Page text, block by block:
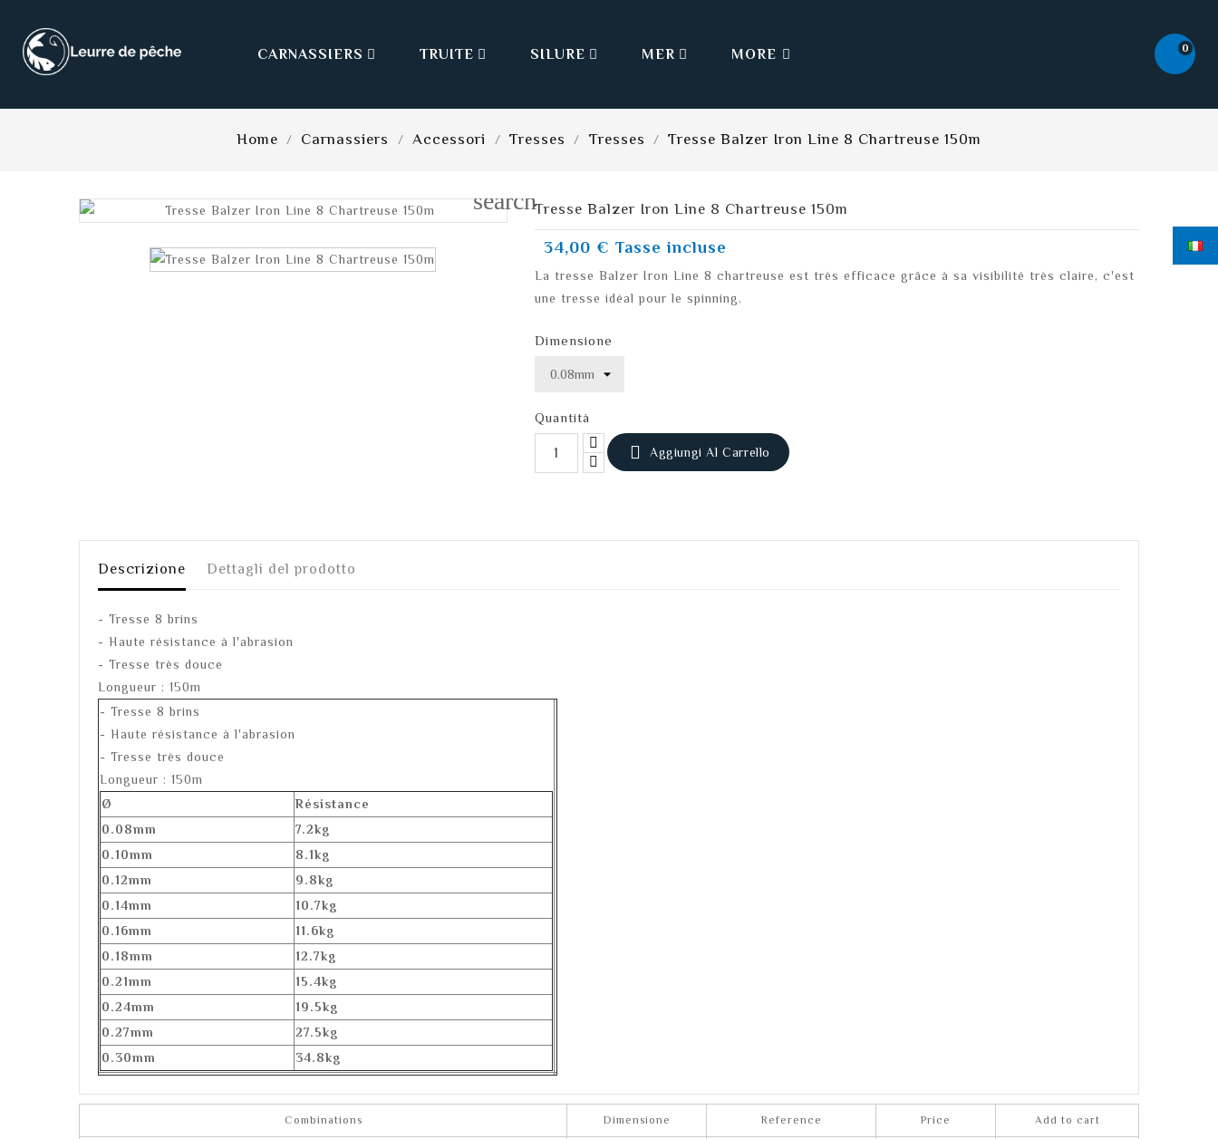

CARNASSIERS 
TRUITE 
SILURE 
MER MORE 0
Home Carnassiers Accessori Tresses Tresses Tresse Balzer Iron Line 8 Chartreuse 150m
searchTresse Balzer Iron Line 8 Chartreuse 150m
34,00 € Tasse incluse
La tresse Balzer Iron Line 8 chartreuse est très efficace grâce à sa visibilité très claire, c'est
une tresse idéal pour le spinning.
Dimensione
Quantità
 Aggiungi Al Carrello
Descrizione Dettagli del prodotto
- Tresse 8 brins
- Haute résistance à l'abrasion
- Tresse très douce
Longueur : 150m
- Tresse 8 brins
- Haute résistance à l'abrasion
- Tresse très douce
Longueur : 150m
Ø
Résistance
0.08mm
7.2kg
0.10mm
8.1kg
0.12mm
9.8kg
0.14mm
10.7kg
0.16mm
11.6kg
0.18mm
12.7kg
0.21mm
15.4kg
0.24mm
19.5kg
0.27mm
27.5kg
0.30mm
34.8kg
Combinations Dimensione Reference Price Add to cart